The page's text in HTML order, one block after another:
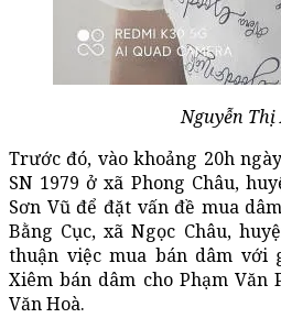
Nguyễn Thị
Trước đó, vào khoảng 20h
SN 1979 ở xã Phong Châu,
Sơn Vũ để đặt vấn đề mua
Bằng Cục, xã Ngọc Châu,
thuận việc mua bán dâm với
Xiêm bán dâm cho Phạm Văn
Văn Hoà.